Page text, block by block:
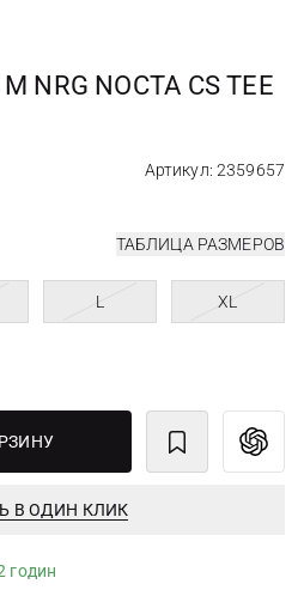
NRG NOCTA CS TEE
Артикул: 2359657
ТАБЛИЦА РАЗМЕРОВ
L XL
В ОДИН КЛИК
годин